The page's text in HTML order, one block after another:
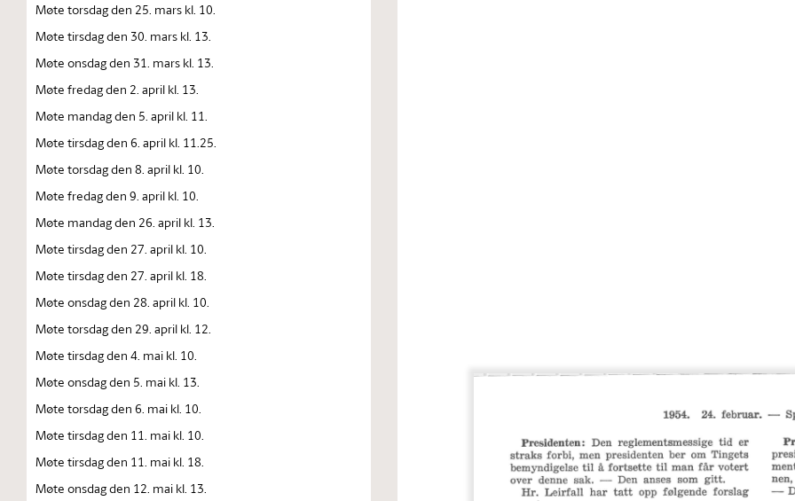
Møte torsdag den 25. mars kl. 10.
Møte tirsdag den 30. mars kl. 13.
Møte onsdag den 31. mars kl. 13.
Møte fredag den 2. april kl. 13.
Møte mandag den 5. april kl. 11.
Møte tirsdag den 6. april kl. 11.25.
Møte torsdag den 8. april kl. 10.
Møte fredag den 9. april kl. 10.
Møte mandag den 26. april kl. 13.
Møte tirsdag den 27. april kl. 10.
Møte tirsdag den 27. april kl. 18.
Møte onsdag den 28. april kl. 10.
Møte torsdag den 29. april kl. 12.
Møte tirsdag den 4. mai kl. 10.
Møte onsdag den 5. mai kl. 13.
Møte torsdag den 6. mai kl. 10.
Møte tirsdag den 11. mai kl. 10.
Møte tirsdag den 11. mai kl. 18.
Møte onsdag den 12. mai kl. 13.